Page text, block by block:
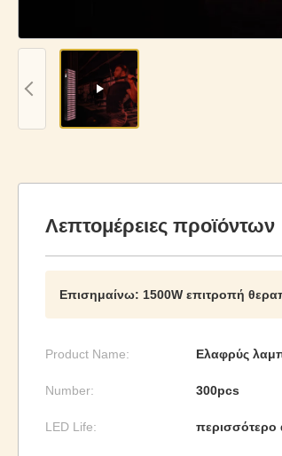
Λεπτομέρειες προϊόντων
Επισημαίνω: 1500W επιτροπή
Product Name: Ελαφρύς
Number: 300pcs
LED Life: